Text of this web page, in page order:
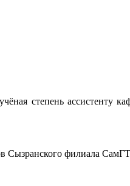
степень ассистенту
Сызранского филиала